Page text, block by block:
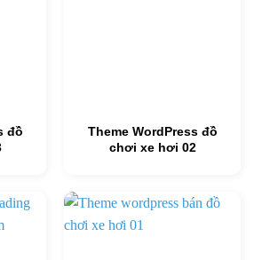
đồ
Theme WordPress đồ
chơi xe hơi 02